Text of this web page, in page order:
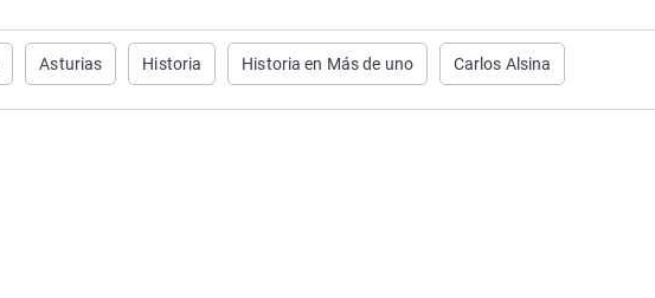
Asturias Historia Historia en Más de uno Carlos Alsina